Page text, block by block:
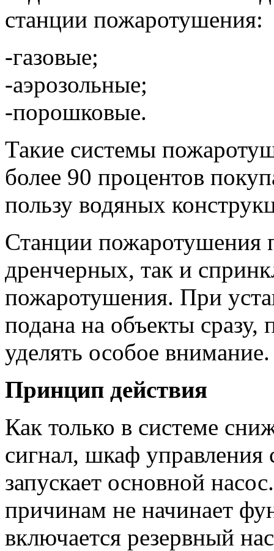
станции пожаротушения:
-газовые;
-аэрозольные;
-порошковые.
Такие системы
более 90 процентов
пользу водяных
Станции пожаротушения
дренчерных, так и
пожаротушения. При
подана на объекты
уделять особое внимание.
Принцип действия
Как только в системе
сигнал, шкаф
запускает основной
причинам не начинает
включается резервный